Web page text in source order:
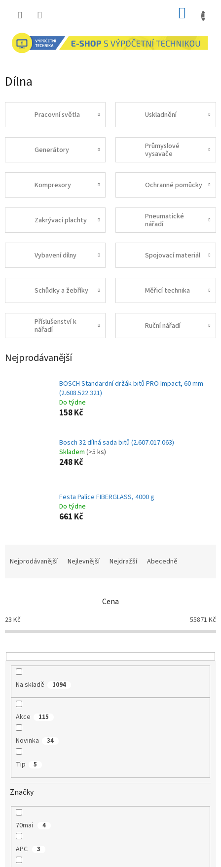
Dílna
Pracovní světla Uskladnění
Generátory
Průmyslové
vysavače
Kompresory Ochranné pomůcky
Zakrývací plachty
Pneumatické
nářadí
Vybavení dílny Spojovací materiál
Schůdky a žebříky Měřicí technika
Příslušenství k
nářadí
Ruční nářadí
Nejprodávanější
BOSCH Standardní držák bitů PRO Impact, 60 mm
(2.608.522.321)
Do týdne
158 Kč
Bosch 32 dílná sada bitů (2.607.017.063)
Skladem (>5 ks)
248 Kč
Festa Palice FIBERGLASS, 4000 g
Do týdne
661 Kč
p
r
o
u
Nejprodávanější Nejlevnější Nejdražší Abecedně
Cena
23 Kč 55871 Kč
Na skladě 1094
Akce 115
Novinka 34
Tip 5
Značky
70mai 4
APC 3